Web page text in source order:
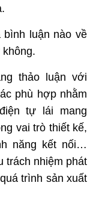
bình luận nào về
thảo luận với
phù hợp nhằm
tự lái mang
vai trò thiết kế,
năng kết nối…
trách nhiệm phát
trình sản xuất